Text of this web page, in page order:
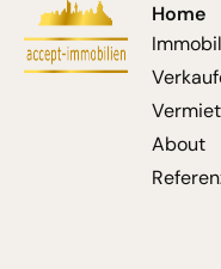
Home
About